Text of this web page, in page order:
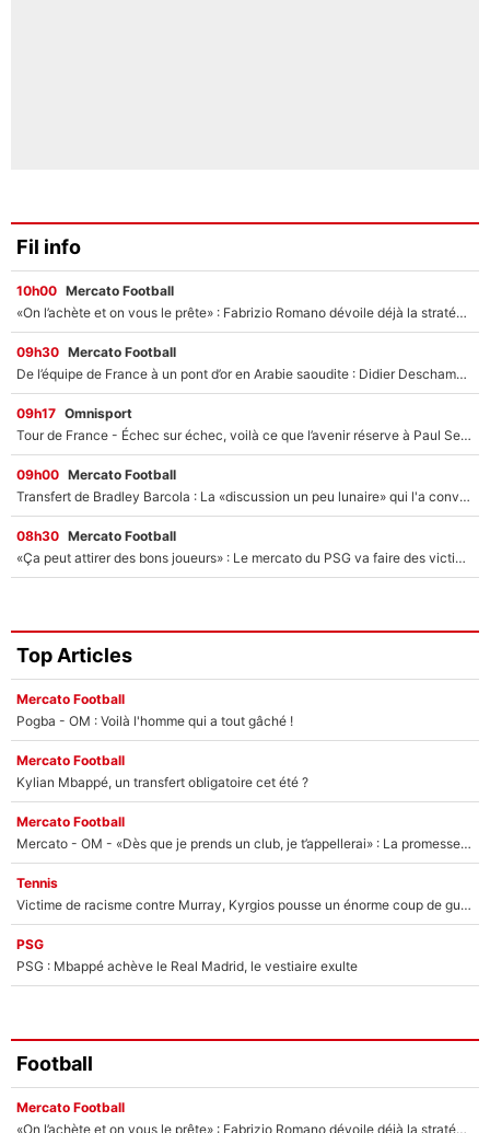
Fil info
10h00 Mercato Football
«On l’achète et on vous le prête» : Fabrizio Romano dévoile déjà la stratégie du PSG avec le transfert de Zion Suzuki !
09h30 Mercato Football
De l’équipe de France à un pont d’or en Arabie saoudite : Didier Deschamps a donné sa réponse !
09h17 Omnisport
Tour de France - Échec sur échec, voilà ce que l’avenir réserve à Paul Seixas : «Tant qu’il y aura un Pogacar comme celui-là...»
09h00 Mercato Football
Transfert de Bradley Barcola : La «discussion un peu lunaire» qui l'a convaincu de quitter le PSG, son entourage est pointé du doigt
08h30 Mercato Football
«Ça peut attirer des bons joueurs» : Le mercato du PSG va faire des victimes dans l'effectif de Luis Enrique ?
Top Articles
Mercato Football
Pogba - OM : Voilà l'homme qui a tout gâché !
Mercato Football
Kylian Mbappé, un transfert obligatoire cet été ?
Mercato Football
Mercato - OM - «Dès que je prends un club, je t’appellerai» : La promesse de Marcelino au moment de claquer la porte
Tennis
Victime de racisme contre Murray, Kyrgios pousse un énorme coup de gueule !
PSG
PSG : Mbappé achève le Real Madrid, le vestiaire exulte
Football
Mercato Football
«On l’achète et on vous le prête» : Fabrizio Romano dévoile déjà la stratégie du PSG avec le transfert de Zion Suzuki !